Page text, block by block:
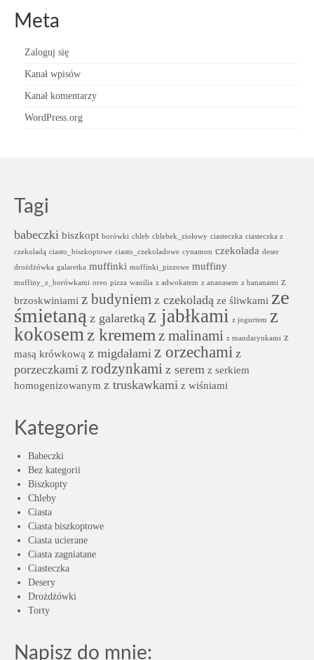
Meta
Zaloguj się
Kanał wpisów
Kanał komentarzy
WordPress.org
Tagi
babeczki biszkopt borówki chleb chlebek_ziołowy ciasteczka ciasteczka z
czekoladą ciasto_biszkoptowe ciasto_czekoladowe cynamon czekolada deser
drożdżówka galaretka muffinki muffinki_pizzowe muffiny
muffiny_z_borówkami oreo pizza wanilia z adwokatem z ananasem z bananami z
brzoskwiniami z budyniem z czekoladą ze śliwkami ze
śmietaną z galaretką z jabłkami z jogurtem z
kokosemz kremem z malinami z mandarynkami z
masą krówkową z migdałami z orzechami z
porzeczkami z rodzynkami z serem z serkiem
homogenizowanym z truskawkami z wiśniami
Kategorie
Babeczki
Bez kategorii
Biszkopty
Chleby
Ciasta
Ciasta biszkoptowe
Ciasta ucierane
Ciasta zagniatane
Ciasteczka
Desery
Drożdżówki
Torty
Napisz do mnie: